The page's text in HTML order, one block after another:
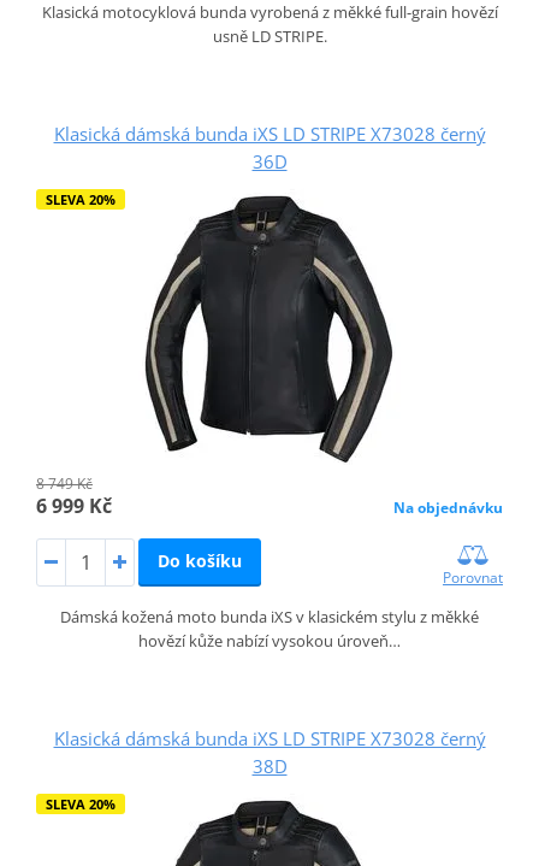
Klasická motocyklová bunda vyrobená z měkké full-grain hovězí
usně LD STRIPE.
Klasická dámská bunda iXS LD STRIPE X73028 černý
36D
SLEVA 20%
8 749 Kč
6 999 Kč Na objednávku
Do košíku
Porovnat
Dámská kožená moto bunda iXS v klasickém stylu z měkké
hovězí kůže nabízí vysokou úroveň…
Klasická dámská bunda iXS LD STRIPE X73028 černý
38D
SLEVA 20%